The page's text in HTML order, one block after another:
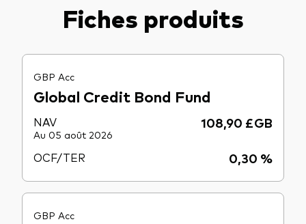
Fiches produits
GBP Acc
Global Credit Bond Fund
NAV 108,90 £GB
Au 05 août 2026
OCF/TER 0,30 %
GBP Acc